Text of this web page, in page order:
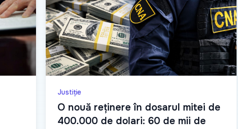
Justiție
O nouă reținere în dosarul mitei de
400.000 de dolari: 60 de mii de